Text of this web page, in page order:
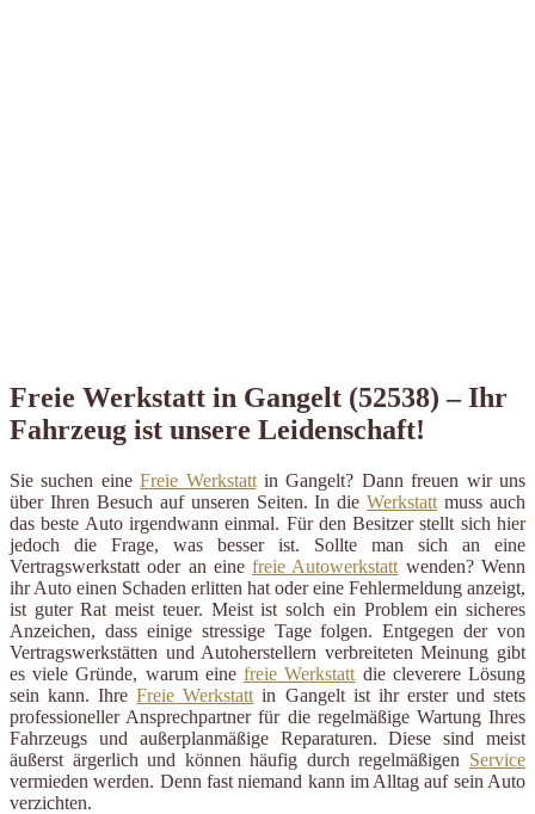
Freie Werkstatt in Gangelt (52538) – Ihr
Fahrzeug ist unsere Leidenschaft!
Sie suchen eineFreie Werkstattin Gangelt? Dann freuen wir uns
über Ihren Besuch auf unseren Seiten. In dieWerkstatt muss auch
das beste Auto irgendwann einmal. Für den Besitzer stellt sich hier
jedoch die Frage, was besser ist. Sollte man sich an eine
Vertragswerkstatt oder an einefreie Autowerkstatt wenden? Wenn
ihr Auto einen Schaden erlitten hat oder eine Fehlermeldung anzeigt,
ist guter Rat meist teuer. Meist ist solch ein Problem ein sicheres
Anzeichen, dass einige stressige Tage folgen. Entgegen der von
Vertragswerkstätten und Autoherstellern verbreiteten Meinung gibt
es viele Gründe, warum einefreie Werkstatt die cleverere Lösung
sein kann. IhreFreie Werkstatt in Gangelt ist ihr erster und stets
professioneller Ansprechpartner für die regelmäßige Wartung Ihres
Fahrzeugs und außerplanmäßige Reparaturen. Diese sind meist
äußerst ärgerlich und können häufig durch regelmäßigen Service
vermieden werden. Denn fast niemand kann im Alltag auf sein Auto
verzichten.